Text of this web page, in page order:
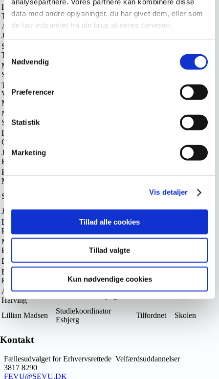
data med andre oplysninger, du har givet dem, eller som
de har indsamlet fra din brug af deres tjenester.
Samtykkevalg
Nødvendig
Præferencer
Statistik
Marketing
Vis detaljer
Tillad alle cookies
Tillad valgte
Kun nødvendige cookies
Heidi Bergholt
Thomsen
Sektorformand Medlem
FOA
Anni Bruselius
Jessen
Medlem
Stella Gindeberg
Tinggaard
Marianne
Sørensen
KL
Thomas
Vesterager
Matthies
Danske
Regioner
Nikolaj Lorenz
Stage Jensen
Jobcenter
Hanne Lebæk
Gammelgaard
Jane Schiøler
Hvid
Danske
Regioner
Per Heilmann
Mortensen
Gruppeformand Medlem 3F
Steen Hansen Medlem
3F
Jesper Wiese
Institutchef Tilforordnet Skolen
Lars Wahlun
Pedersen
Studieleder Kolding Tilforordnet
Mette Kristensen
Rasmussen
Studieleder Aabenraa
Ditte Nørup
Adjunkt, Aabenraa Tilforordnet Skolen
Elsebeth Fuglsig
Helgesen
Kolding
Tilforordnet
Anne Lønstrup
Harving
Lillian Madsen
Studiekoordinator
Esbjerg
Tilfordnet Skolen
Kontakt
Fællesudvalget for Erhvervsrettede Velfærdsuddannelser
3817 8290
FEVU@SEVU.DK